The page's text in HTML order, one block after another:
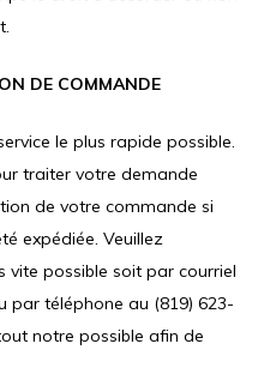
DE COMMANDE
le plus rapide possible.
traiter votre demande
de votre commande si
expédiée. Veuillez
vite possible soit par courriel
par téléphone au (819) 623-
notre possible afin de